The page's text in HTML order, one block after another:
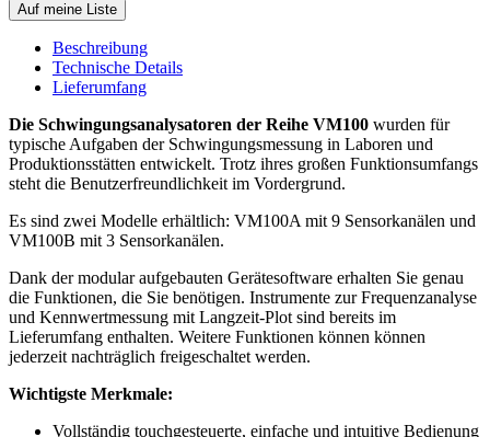
Auf meine Liste
Beschreibung
Technische Details
Lieferumfang
Die Schwingungsanalysatoren der Reihe VM100 wurden für
typische Aufgaben der Schwingungsmessung in Laboren und
Produktionsstätten entwickelt. Trotz ihres großen Funktionsumfangs
steht die Benutzerfreundlichkeit im Vordergrund.
Es sind zwei Modelle erhältlich: VM100A mit 9 Sensorkanälen und
VM100B mit 3 Sensorkanälen.
Dank der modular aufgebauten Gerätesoftware erhalten Sie genau
die Funktionen, die Sie benötigen. Instrumente zur Frequenzanalyse
und Kennwertmessung mit Langzeit-Plot sind bereits im
Lieferumfang enthalten. Weitere Funktionen können können
jederzeit nachträglich freigeschaltet werden.
Wichtigste Merkmale:
Vollständig touchgesteuerte, einfache und intuitive Bedienung